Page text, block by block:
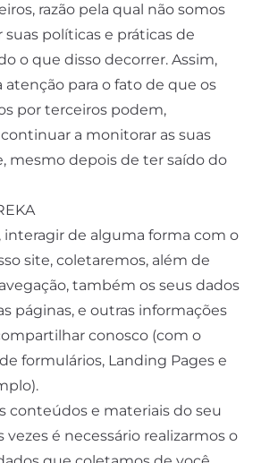
razão pela qual não somos
suas políticas e práticas de
o que disso decorrer. Assim,
atenção para o fato de que os
por terceiros podem,
a monitorar as suas
mesmo depois de ter saído do
interagir de alguma forma com o
site, coletaremos, além de
também os seus dados
páginas, e outras informações
conosco (com o
formulários, Landing Pages e
conteúdos e materiais do seu
é necessário realizarmos o